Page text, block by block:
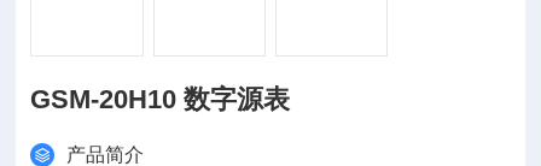
GSM-20H10 数字源表
产品简介